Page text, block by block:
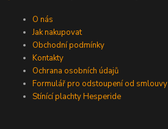
O nás
Jak nakupovat
Obchodní podmínky
Kontakty
Ochrana osobních údajů
Formulář pro odstoupení od smlouvy
Stínící plachty Hesperide